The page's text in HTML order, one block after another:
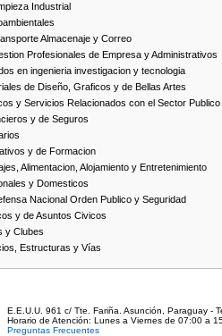
Industrial
Almacenaje y Correo
Profesionales de Empresa y Administrativos
en ingenieria investigacion y tecnologia
de Diseño, Graficos y de Bellas Artes
y Servicios Relacionados con el Sector Publico
y de Seguros
y de Formacion
Alimentacion, Alojamiento y Entretenimiento
y Domesticos
Nacional Orden Publico y Seguridad
y de Asuntos Civicos
y Clubes
Estructuras y Vías
E.E.U.U. 961 c/ Tte. Fariña. Asunción, Paraguay -
Horario de Atención: Lunes a Viernes de 07:00 a
Preguntas Frecuentes